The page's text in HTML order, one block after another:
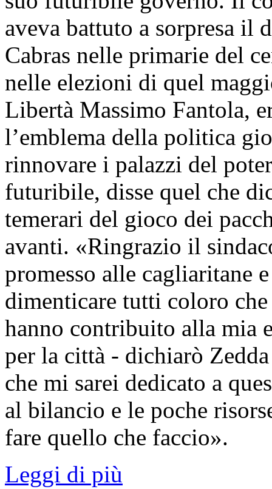
aveva battuto a sorpresa il
Cabras nelle primarie del
nelle elezioni di quel
Libertà Massimo Fantola,
l’emblema della politica
rinnovare i palazzi del
futuribile, disse quel che
temerari del gioco dei
avanti. «Ringrazio il
promesso alle cagliaritane
dimenticare tutti coloro
hanno contribuito alla mia
per la città - dichiarò
che mi sarei dedicato a
al bilancio e le poche
fare quello che faccio».
Leggi di più